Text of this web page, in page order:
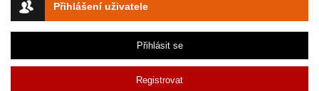
Přihlášení uživatele
Přihlásit se
Registrovat